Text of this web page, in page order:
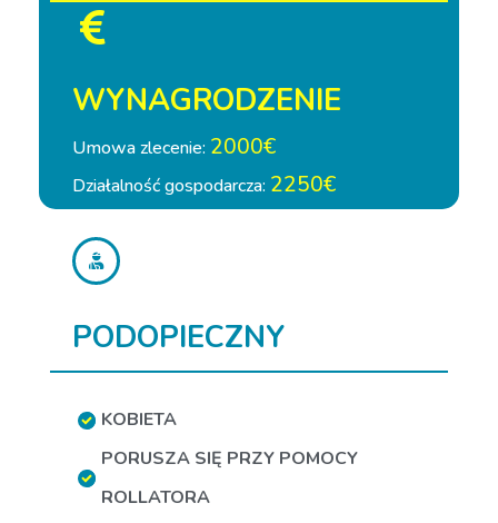
WYNAGRODZENIE
Umowa zlecenie: 2000€
Działalność gospodarcza: 2250€
PODOPIECZNY
KOBIETA
PORUSZA SIĘ PRZY POMOCY
ROLLATORA